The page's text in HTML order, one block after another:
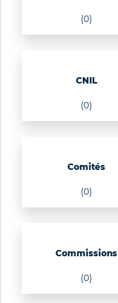
(0)
CNIL
(0)
Comités
(0)
Commissions
(0)